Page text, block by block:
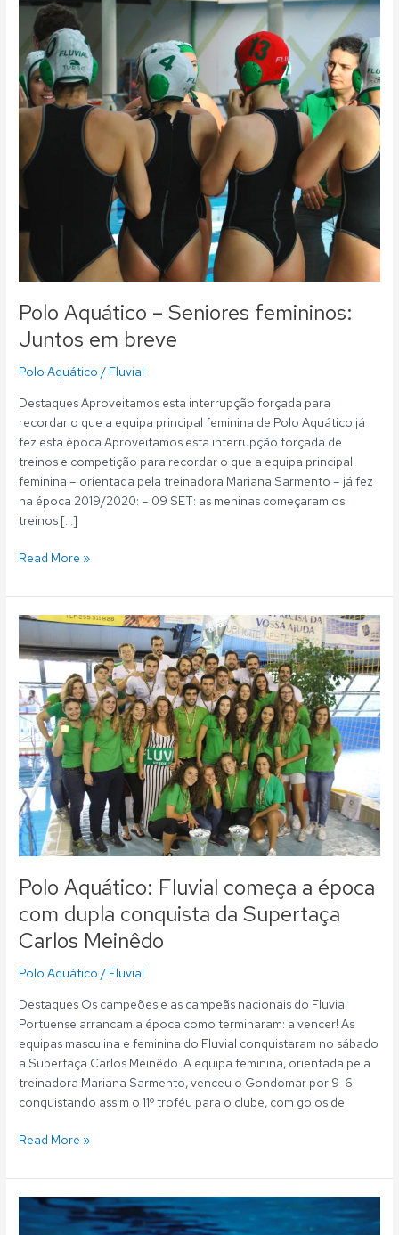
Polo Aquático – Seniores femininos:
Juntos em breve
Polo Aquático / Fluvial
Destaques Aproveitamos esta interrupção forçada para
recordar o que a equipa principal feminina de Polo Aquático já
fez esta época Aproveitamos esta interrupção forçada de
treinos e competição para recordar o que a equipa principal
feminina – orientada pela treinadora Mariana Sarmento – já fez
na época 2019/2020: – 09 SET: as meninas começaram os
treinos […]
femininos:
Juntos
em
breve
Read More »
Polo Aquático: Fluvial começa a época
com dupla conquista da Supertaça
Carlos Meinêdo
Polo Aquático / Fluvial
Destaques Os campeões e as campeãs nacionais do Fluvial
Portuense arrancam a época como terminaram: a vencer! As
equipas masculina e feminina do Fluvial conquistaram no sábado
a Supertaça Carlos Meinêdo. A equipa feminina, orientada pela
treinadora Mariana Sarmento, venceu o Gondomar por 9-6
conquistando assim o 11º troféu para o clube, com golos de
Polo
Aquático:
Fluvial
começa
a
época
com
dupla
conquista
da
Supertaça
Carlos
Meinêdo
Read More »
Polo
Aquático: